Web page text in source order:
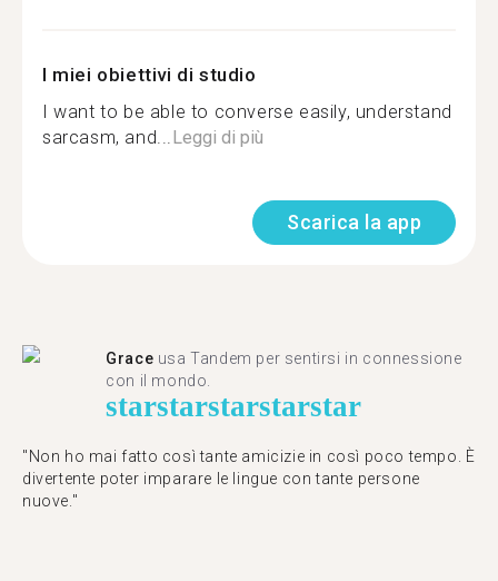
I miei obiettivi di studio
I want to be able to converse easily, understand
sarcasm, and...Leggi di più
Scarica la app
Grace usa Tandem per sentirsi in connessione
con il mondo.
starstarstarstarstar
"Non ho mai fatto così tante amicizie in così poco tempo. È
divertente poter imparare le lingue con tante persone
nuove."